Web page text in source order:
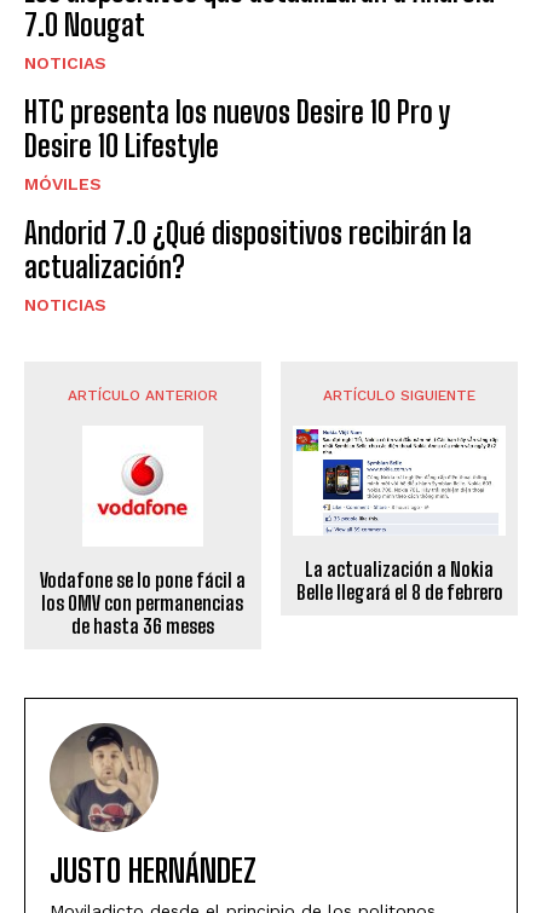
7.0 Nougat
NOTICIAS
HTC presenta los nuevos Desire 10 Pro y
Desire 10 Lifestyle
MÓVILES
Andorid 7.0 ¿Qué dispositivos recibirán la
actualización?
NOTICIAS
ARTÍCULO ANTERIOR
Vodafone se lo pone fácil a
los OMV con permanencias
de hasta 36 meses
ARTÍCULO SIGUIENTE
La actualización a Nokia
Belle llegará el 8 de febrero
JUSTO HERNÁNDEZ